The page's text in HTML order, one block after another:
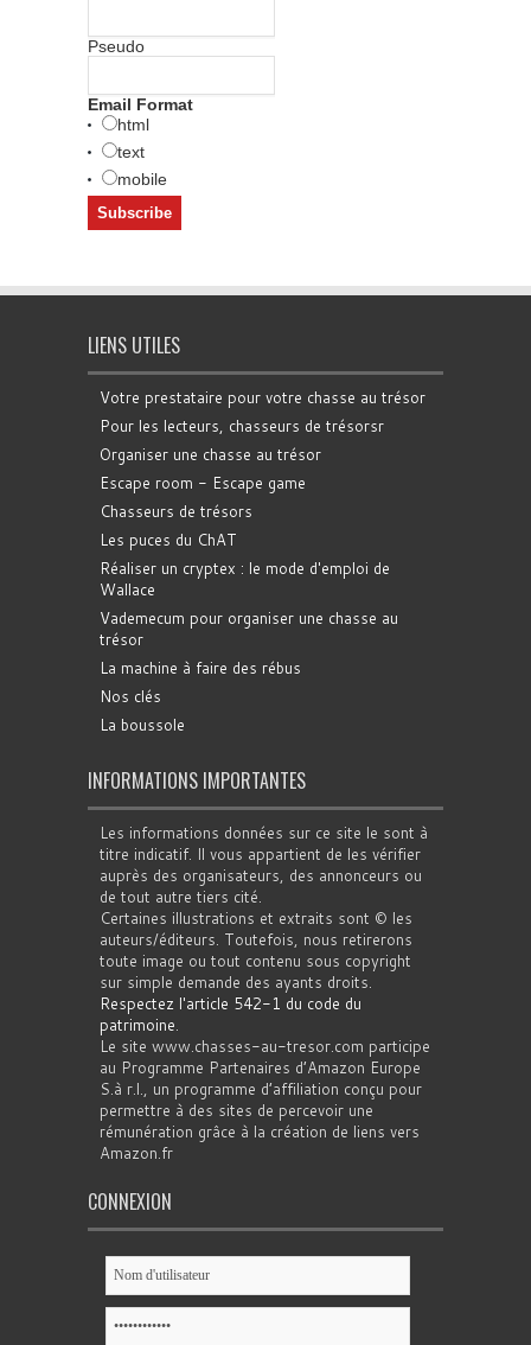
Pseudo
Email Format
html
text
mobile
LIENS UTILES
Votre prestataire pour votre chasse au trésor
Pour les lecteurs, chasseurs de trésorsr
Organiser une chasse au trésor
Escape room - Escape game
Chasseurs de trésors
Les puces du ChAT
Réaliser un cryptex : le mode d'emploi de
Wallace
Vademecum pour organiser une chasse au
trésor
La machine à faire des rébus
Nos clés
La boussole
INFORMATIONS IMPORTANTES
Les informations données sur ce site le sont à
titre indicatif. Il vous appartient de les vérifier
auprès des organisateurs, des annonceurs ou
de tout autre tiers cité.
Certaines illustrations et extraits sont © les
auteurs/éditeurs. Toutefois, nous retirerons
toute image ou tout contenu sous copyright
sur simple demande des ayants droits.
Respectez l'article 542-1 du code du
patrimoine.
Le site www.chasses-au-tresor.com participe
au Programme Partenaires d’Amazon Europe
S.à r.l., un programme d’affiliation conçu pour
permettre à des sites de percevoir une
rémunération grâce à la création de liens vers
Amazon.fr
CONNEXION